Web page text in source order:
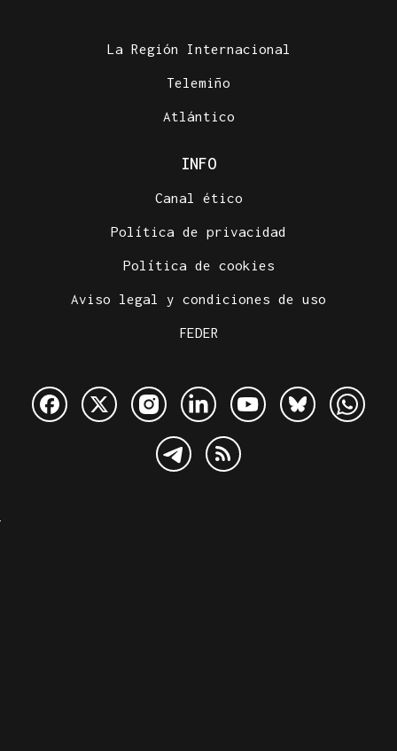
La Región Internacional
Telemiño
Atlántico
INFO
Canal ético
Política de privacidad
Política de cookies
Aviso legal y condiciones de uso
FEDER